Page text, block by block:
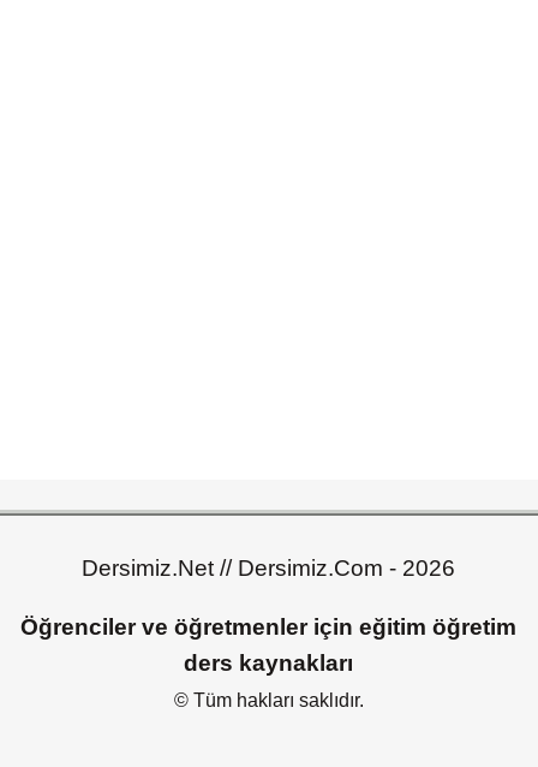
Dersimiz.Net // Dersimiz.Com - 2026
Öğrenciler ve öğretmenler için eğitim öğretim
ders kaynakları
© Tüm hakları saklıdır.